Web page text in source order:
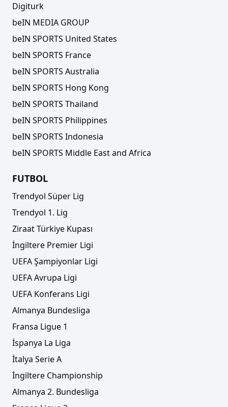
Digiturk
beIN MEDIA GROUP
beIN SPORTS United States
beIN SPORTS France
beIN SPORTS Australia
beIN SPORTS Hong Kong
beIN SPORTS Thailand
beIN SPORTS Philippines
beIN SPORTS Indonesia
beIN SPORTS Middle East and Africa
FUTBOL
Trendyol Süper Lig
Trendyol 1. Lig
Ziraat Türkiye Kupası
İngiltere Premier Ligi
UEFA Şampiyonlar Ligi
UEFA Avrupa Ligi
UEFA Konferans Ligi
Almanya Bundesliga
Fransa Ligue 1
İspanya La Liga
İtalya Serie A
İngiltere Championship
Almanya 2. Bundesliga